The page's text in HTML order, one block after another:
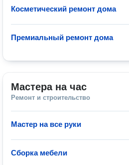
Косметический ремонт дома
Премиальный ремонт дома
Мастера на час
Ремонт и строительство
Мастер на все руки
Сборка мебели